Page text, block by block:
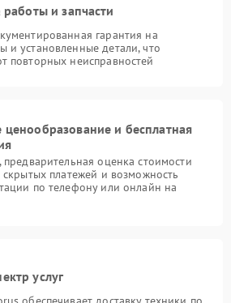
работы и запчасти
гарантия на
и установленные детали, что
повторных неисправностей
ценообразование и бесплатная
оценка стоимости
скрытых платежей и возможность
по телефону или онлайн на
услуг